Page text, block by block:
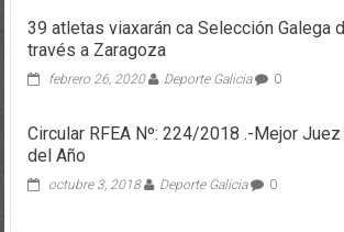
39 atletas viaxarán ca Selección Galega
través a Zaragoza
febrero 26, 2020 Deporte Galicia 0
Circular RFEA Nº: 224/2018 .-Mejor
del Año
octubre 3, 2018 Deporte Galicia 0